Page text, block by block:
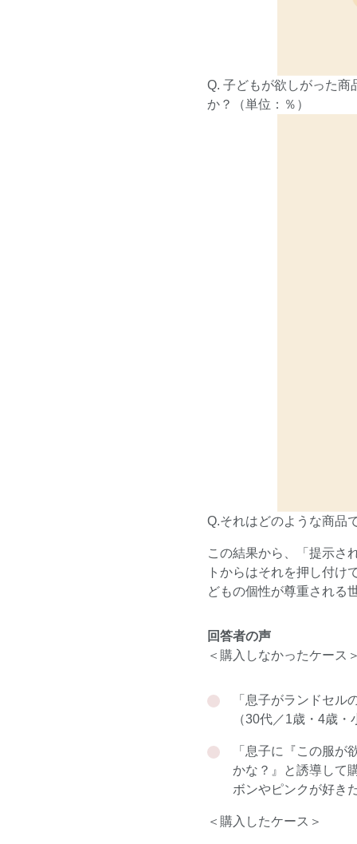
Q. 子どもが欲しがった商
か？（単位：％）
Q.それはどのような商品
この結果から、「提示さ
トからはそれを押し付け
どもの個性が尊重される
回答者の声
＜購入しなかったケース
「息子がランドセ
（30代／1歳・4歳・
「息子に『この服
かな？』と誘導して
ボンやピンクが好き
＜購入したケース＞